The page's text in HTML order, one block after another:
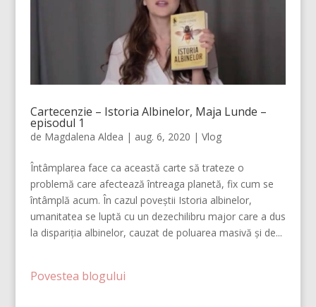
Cartecenzie – Istoria Albinelor, Maja Lunde –
episodul 1
de Magdalena Aldea | aug. 6, 2020 | Vlog
Întâmplarea face ca această carte să trateze o
problemă care afectează întreaga planetă, fix cum se
întâmplă acum. În cazul poveștii Istoria albinelor,
umanitatea se luptă cu un dezechilibru major care a dus
la dispariția albinelor, cauzat de poluarea masivă și de...
Povestea blogului